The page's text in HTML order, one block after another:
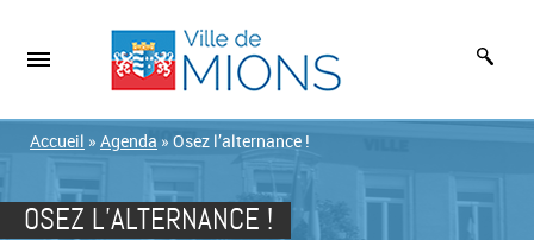
Accueil » Agenda » Osez l’alternance !
OSEZ L’ALTERNANCE !